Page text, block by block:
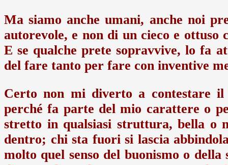
Ma siamo anche umani, anche noi
autorevole, e non di un cieco e ottuso
E se qualche prete sopravvive, lo fa
del fare tanto per fare con inventive
Certo non mi diverto a contestare il
perché fa parte del mio carattere o
stretto in qualsiasi struttura, bella o
dentro; chi sta fuori si lascia
molto quel senso del buonismo o